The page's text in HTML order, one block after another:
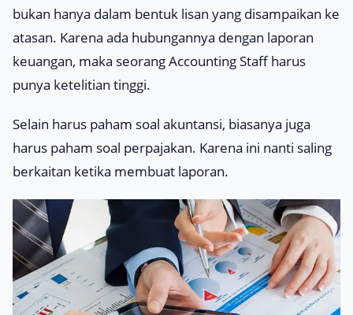
bukan hanya dalam bentuk lisan yang disampaikan ke
atasan. Karena ada hubungannya dengan laporan
keuangan, maka seorang Accounting Staff harus
punya ketelitian tinggi.
Selain harus paham soal akuntansi, biasanya juga
harus paham soal perpajakan. Karena ini nanti saling
berkaitan ketika membuat laporan.